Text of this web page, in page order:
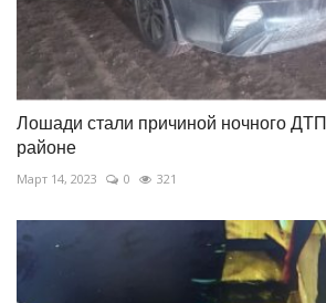
Лошади стали причиной ночного
районе
Март 14, 2023 0 321